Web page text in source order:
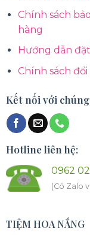
Chính sách
hàng
Hướng dẫn
Chính sách đổi
Kết nối với
Hotline liên hệ:
0962
(Có Zalo
TIỆM HOA NẮNG